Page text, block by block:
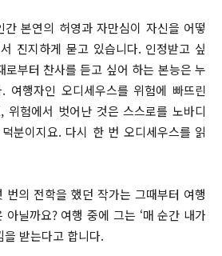
간 본연의 허영과 자만심이 자신을 어떻
진지하게 묻고 있습니다. 인정받고 싶
로부터 찬사를 듣고 싶어 하는 본능은 누
여행자인 오디세우스를 위험에 빠뜨린
위험에서 벗어난 것은 스스로를 노바디
분이지요. 다시 한 번 오디세우스를 읽
번의 전학을 했던 작가는 그때부터 여행
닐까요? 여행 중에 그는 ‘매 순간 내가
을 받는다고 합니다.